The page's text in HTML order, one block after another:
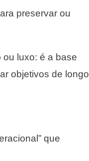
preservar ou
luxo: é a base
objetivos de longo
que